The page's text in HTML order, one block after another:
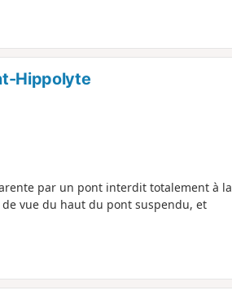
Hippolyte
par un pont interdit totalement à la
vue du haut du pont suspendu, et